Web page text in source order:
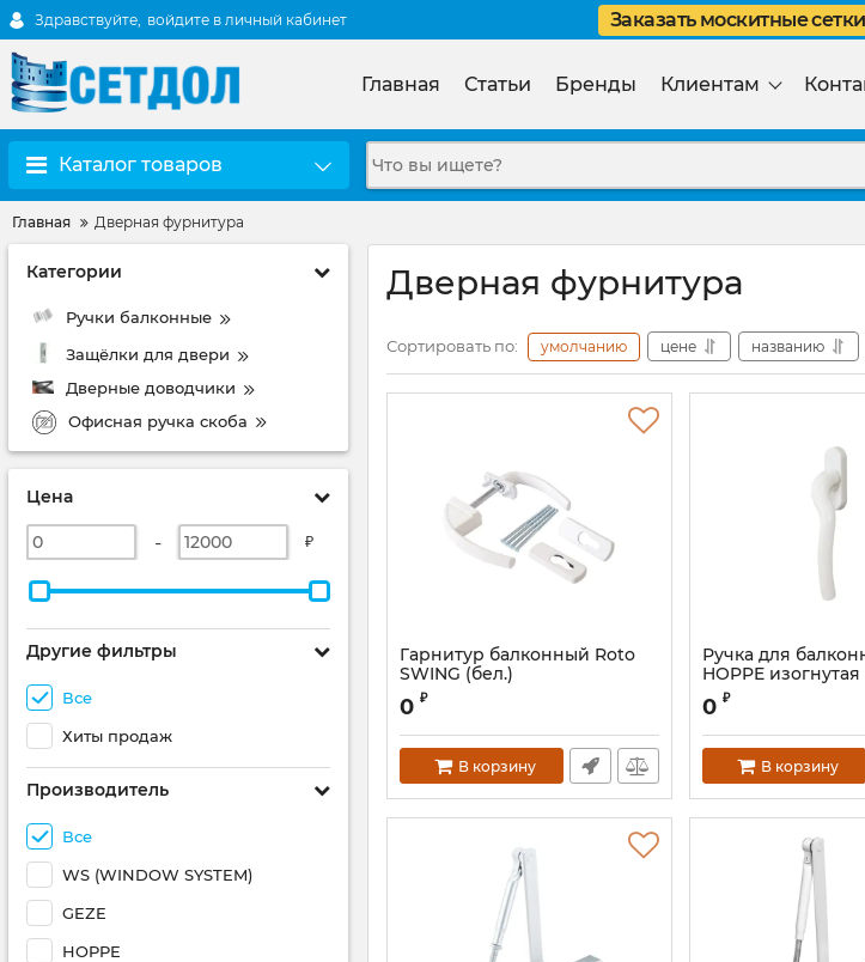
Здравствуйте, войдите в личный кабинет Заказать москитные
Главная Статьи Бренды Клиентам
Каталог товаров
Главная Дверная фурнитура
Категории
Ручки балконные
Защёлки для двери
Дверные доводчики
Офисная ручка скоба
Цена
- ₽
Другие фильтры
Все
Хиты продаж
Производитель
Все
WS (WINDOW SYSTEM)
GEZE
HOPPE
Дверная фурнитура
Сортировать по: умолчанию цене названию
Гарнитур балконный Roto
SWING (бел.)
0 ₽
В корзину
Ручка для
HOPPE
бел.
Артикул:
0 ₽
В корзину